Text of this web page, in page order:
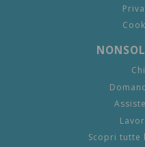
Scopri tutte